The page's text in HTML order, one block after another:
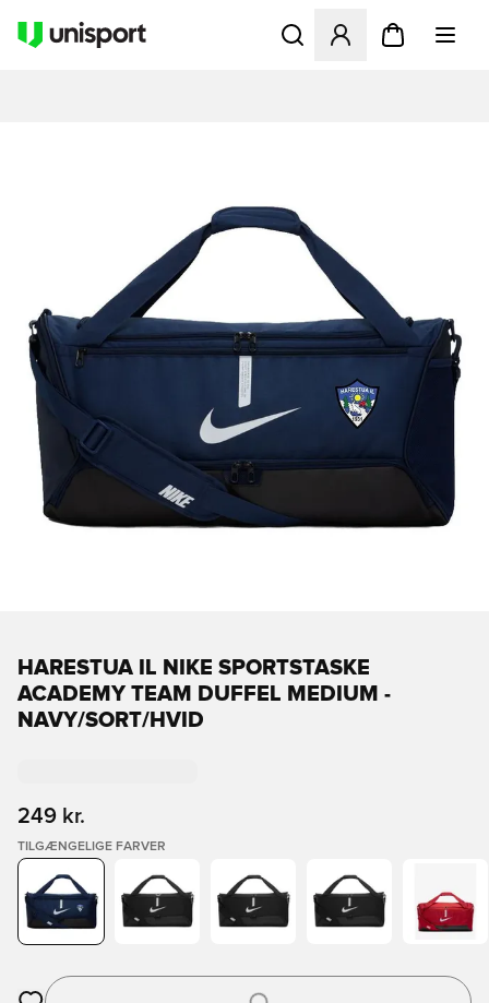
Åbner en Modal til at
HARESTUA IL NIKE SPORTSTASKE
ACADEMY TEAM DUFFEL MEDIUM -
NAVY/SORT/HVID
249 kr.
TILGÆNGELIGE FARVER